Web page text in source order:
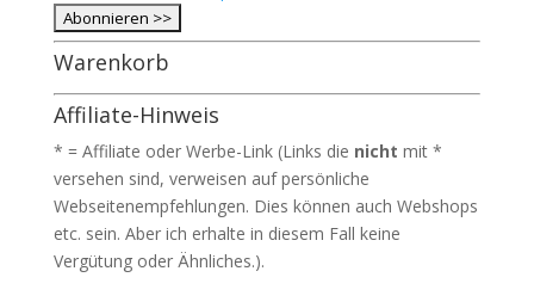
Warenkorb
Affiliate-Hinweis
* = Affiliate oder Werbe-Link (Links die nicht mit *
versehen sind, verweisen auf persönliche
Webseitenempfehlungen. Dies können auch Webshops
etc. sein. Aber ich erhalte in diesem Fall keine
Vergütung oder Ähnliches.).